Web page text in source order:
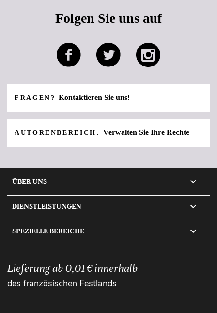
Folgen Sie uns auf
FRAGEN?Kontaktieren Sie uns!
AUTORENBEREICH: Verwalten Sie Ihre Rechte
ÜBER UNS 
DIENSTLEISTUNGEN 
SPEZIELLE BEREICHE 
Lieferung ab 0,01 € innerhalb
des französischen Festlands